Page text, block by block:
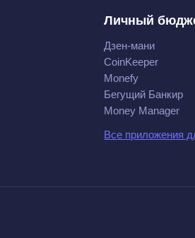
Личный
Дзен-мани
CoinKeeper
Monefy
Бегущий Банкир
Money Manager
Все приложения